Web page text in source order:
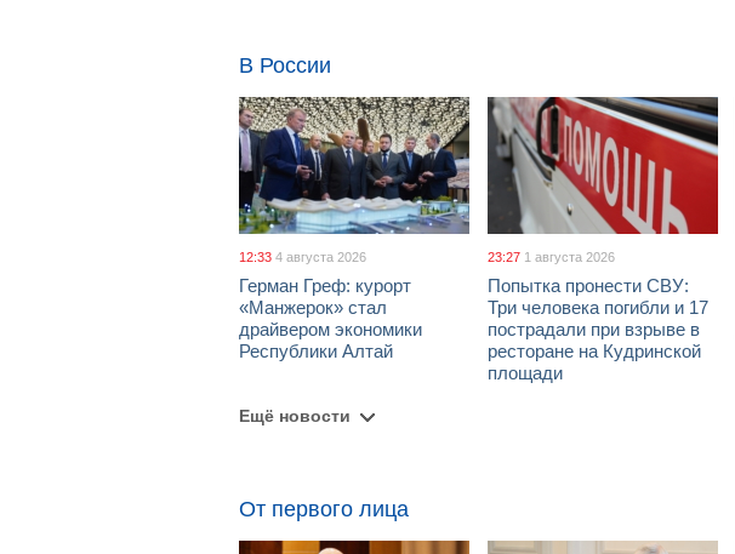
В России
12:33 4 августа 2026
Герман Греф: курорт
«Манжерок» стал
драйвером экономики
Республики Алтай
23:27 1 августа 2026
Попытка пронести СВУ:
Три человека погибли и 17
пострадали при взрыве в
ресторане на Кудринской
площади
Ещё новости
От первого лица